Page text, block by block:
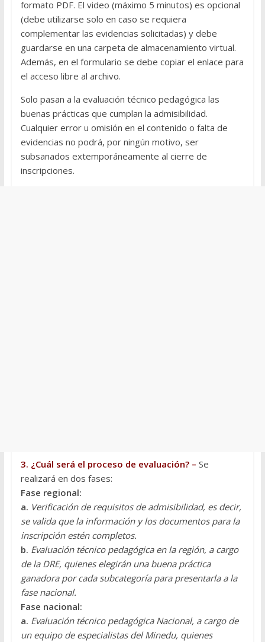
formato PDF. El video (máximo 5 minutos) es opcional
(debe utilizarse solo en caso se requiera
complementar las evidencias solicitadas) y debe
guardarse en una carpeta de almacenamiento virtual.
Además, en el formulario se debe copiar el enlace para
el acceso libre al archivo.
Solo pasan a la evaluación técnico pedagógica las
buenas prácticas que cumplan la admisibilidad.
Cualquier error u omisión en el contenido o falta de
evidencias no podrá, por ningún motivo, ser
subsanados extemporáneamente al cierre de
inscripciones.
3. ¿Cuál será el proceso de evaluación? – Se
realizará en dos fases:
Fase regional:
a. Verificación de requisitos de admisibilidad, es decir,
se valida que la información y los documentos para la
inscripción estén completos.
b. Evaluación técnico pedagógica en la región, a cargo
de la DRE, quienes elegirán una buena práctica
ganadora por cada subcategoría para presentarla a la
fase nacional.
Fase nacional:
a. Evaluación técnico pedagógica Nacional, a cargo de
un equipo de especialistas del Minedu, quienes